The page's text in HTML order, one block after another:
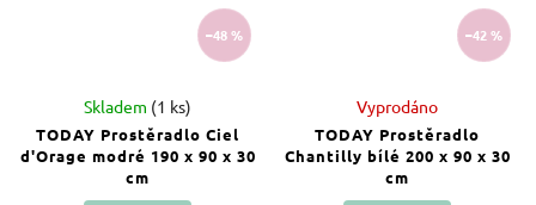
–48 %
TODAY Prostěradlo Ciel
d'Orage modré 190 x 90 x 30
cm
Skladem (1 ks)
–42 %
TODAY Prostěradlo
Chantilly bílé 200 x 90 x 30
cm
Vyprodáno